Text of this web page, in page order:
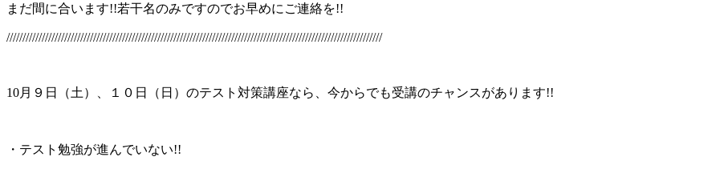
まだ間に合います!!若干名のみですのでお早めにご連絡を!!
/////////////////////////////////////////////////////////////////////////////////////////////////////////////////////
10月９日（土）、１０日（日）のテスト対策講座なら、今からでも受講のチャンスがあります!!
・テスト勉強が進んでいない!!